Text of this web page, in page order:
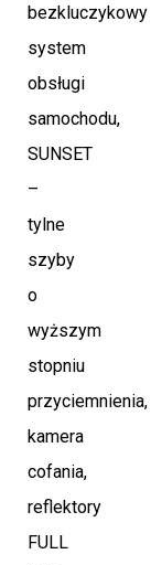
bezkluczykowy
system
obsługi
samochodu,
SUNSET
–
tylne
szyby
o
wyższym
stopniu
przyciemnienia,
kamera
cofania,
reflektory
FULL